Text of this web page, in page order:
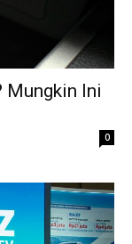
Mungkin Ini
0